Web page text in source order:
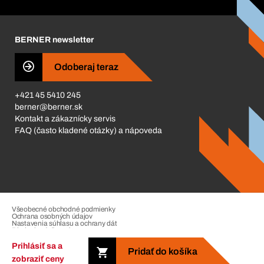
Prihlásiť sa a
zobraziť ceny
Pridať do košíka
Business Conduct
BERNER newsletter
Odoberaj teraz
+421 45 5410 245
berner@berner.sk
Kontakt a zákaznícky servis
FAQ (často kladené otázky) a nápoveda
Copyright © 2026. The Berner Group. All rights reserved.
Všeobecné obchodné podmienky
Ochrana osobných údajov
Nastavenia súhlasu a ochrany dát
Riadenie sťažností